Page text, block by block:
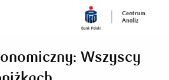
Wszyscy